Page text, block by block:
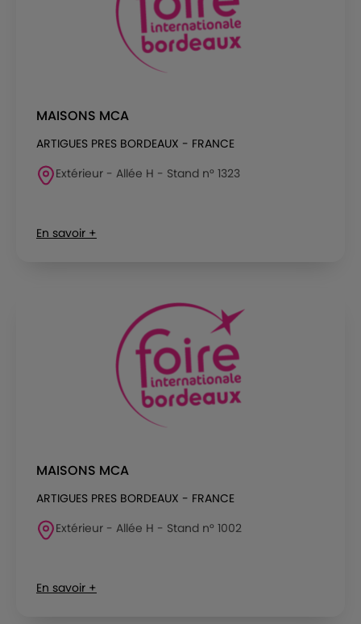
MAISONS MCA
ARTIGUES PRES BORDEAUX - FRANCE
Extérieur - Allée H - Stand n° 1323
En savoir +
MAISONS MCA
ARTIGUES PRES BORDEAUX - FRANCE
Extérieur - Allée H - Stand n° 1002
En savoir +